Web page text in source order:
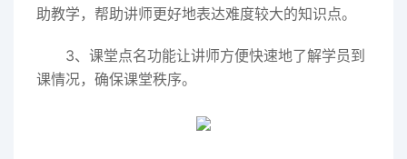
助教学，帮助讲师更好地表达难度较大的知识点。
3、课堂点名功能让讲师方便快速地了解学员到
课情况，确保课堂秩序。